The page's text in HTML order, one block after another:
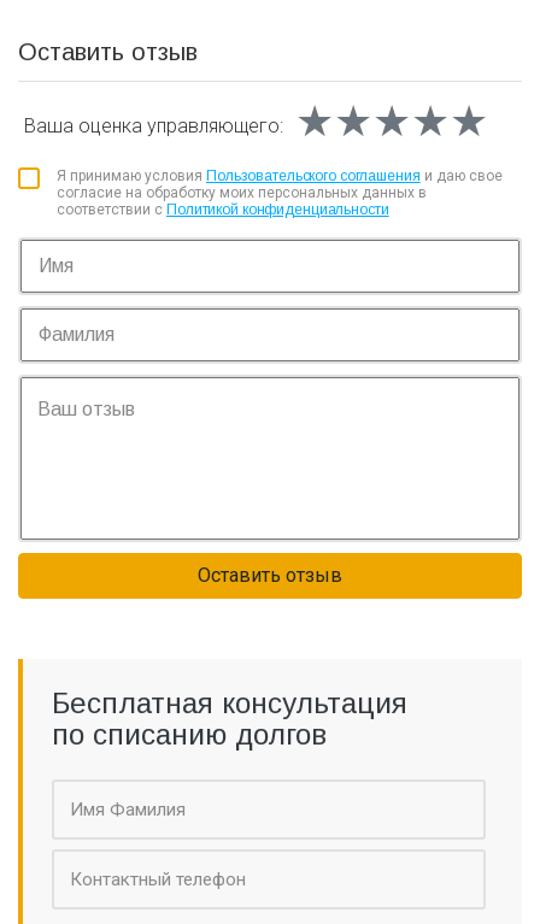
Оставить отзыв
Ваша оценка управляющего: ★★★★★
★★★★★
★★★★★
Я принимаю условия Пользовательского соглашения и даю свое
согласие на обработку моих персональных данных в
соответствии с Политикой конфиденциальности
Оставить отзыв
Бесплатная консультация
по списанию долгов